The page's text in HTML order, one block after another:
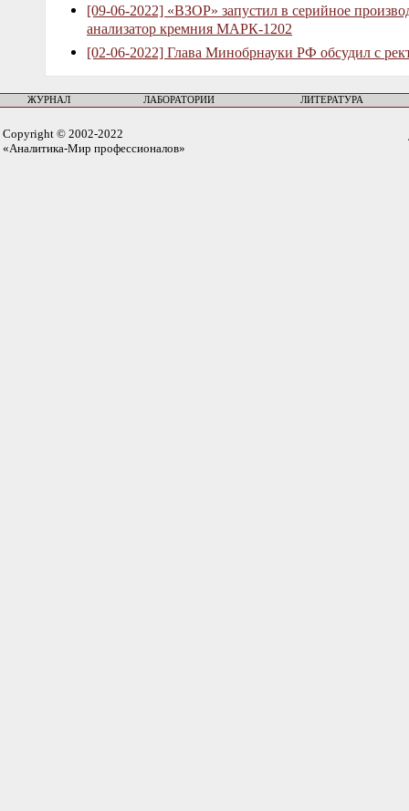
[09-06-2022] «ВЗОР» запустил в серийное
анализатор кремния МАРК-1202
[02-06-2022] Глава Минобрнауки РФ обсудил с
ЖУРНАЛ ЛАБОРАТОРИИ ЛИТЕРАТУРА
Copyright © 2002-2022
«Аналитика-Мир профессионалов»